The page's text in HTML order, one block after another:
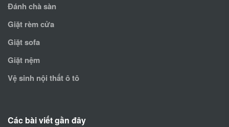
Đánh chà sàn
Giặt rèm cửa
Giặt sofa
Giặt nệm
Vệ sinh nội thất ô tô
Các bài viết gần đây